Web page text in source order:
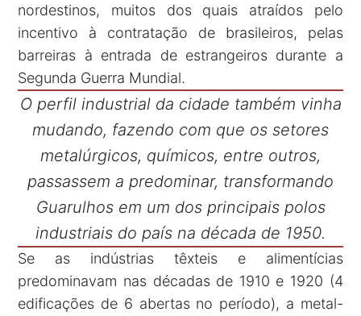
nordestinos, muitos dos quais atraídos pelo
incentivo à contratação de brasileiros, pelas
barreiras à entrada de estrangeiros durante a
Segunda Guerra Mundial.
O perfil industrial da cidade também vinha
mudando, fazendo com que os setores
metalúrgicos, químicos, entre outros,
passassem a predominar, transformando
Guarulhos em um dos principais polos
industriais do país na década de 1950.
Se as indústrias têxteis e alimentícias
predominavam nas décadas de 1910 e 1920 (4
edificações de 6 abertas no período), a metal-